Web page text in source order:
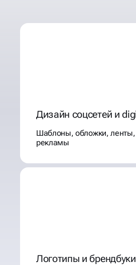
Дизайн соцсетей и
Шаблоны, обложки, ленты,
рекламы
Логотипы и брендбуки